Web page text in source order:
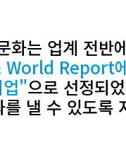
화는 업계 전반
Report
"으로 선정되
낼 수 있도록